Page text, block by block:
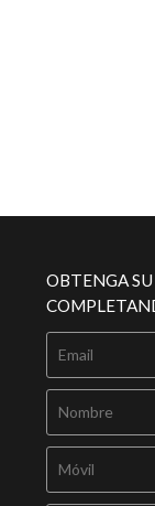
OBTENGA